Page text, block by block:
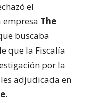
el
The
buscaba
que la Fiscalía
por la
adjudicada en